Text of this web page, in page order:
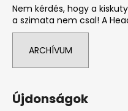
Nem kérdés, hogy a
a szimata nem csal! A
ARCHÍVUM
Újdonságok